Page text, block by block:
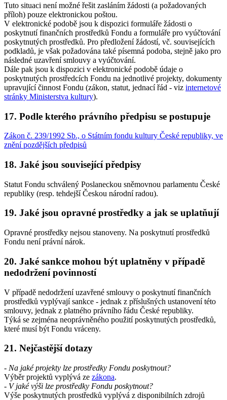
Tuto situaci není možné řešit zasláním žádosti (a požadovaných
příloh) pouze elektronickou poštou.
V elektronické podobě jsou k dispozici formuláře žádosti o
poskytnutí finančních prostředků Fondu a formuláře pro vyúčtování
poskytnutých prostředků. Pro předložení žádostí, vč. souvisejících
podkladů, je však požadována také písemná podoba, stejně jako pro
následné uzavření smlouvy a vyúčtování.
Dále pak jsou k dispozici v elektronické podobě údaje o
poskytnutých prostředcích Fondu na jednotlivé projekty, dokumenty
upravující činnost Fondu (zákon, statut, jednací řád - viz internetové
stránky Ministerstva kultury).
17. Podle kterého právního předpisu se postupuje
Zákon č. 239/1992 Sb., o Státním fondu kultury České republiky, ve
znění pozdějších předpisů
18. Jaké jsou související předpisy
Statut Fondu schválený Poslaneckou sněmovnou parlamentu České
republiky (resp. tehdejší Českou národní radou).
19. Jaké jsou opravné prostředky a jak se uplatňují
Opravné prostředky nejsou stanoveny. Na poskytnutí prostředků
Fondu není právní nárok.
20. Jaké sankce mohou být uplatněny v případě
nedodržení povinností
V případě nedodržení uzavřené smlouvy o poskytnutí finančních
prostředků vyplývají sankce - jednak z příslušných ustanovení této
smlouvy, jednak z platného právního řádu České republiky.
Týká se zejména neoprávněného použití poskytnutých prostředků,
které musí být Fondu vráceny.
21. Nejčastější dotazy
- Na jaké projekty lze prostředky Fondu poskytnout?
Výběr projektů vyplývá ze zákona.
- V jaké výši lze prostředky Fondu poskytnout?
Výše poskytnutých prostředků vyplývá z disponibilních zdrojů